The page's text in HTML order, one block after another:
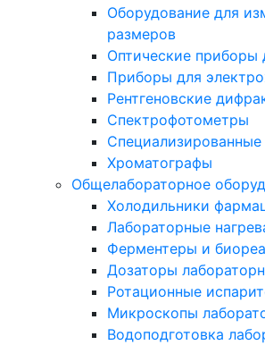
Оборудование для
размеров
Оптические приборы
Приборы для
Рентгеновские
Спектрофотометры
Хроматографы
Общелабораторное
Холодильники
Лабораторные
Ферментеры и
Дозаторы
Ротационные
Микроскопы
Водоподготовка